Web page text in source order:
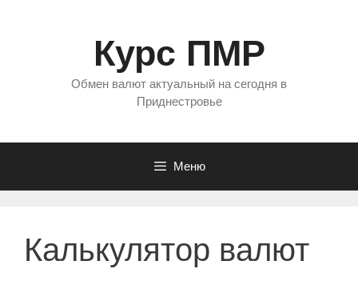
Курс ПМР
Обмен валют актуальный на сегодня в
Приднестровье
Меню
Калькулятор валют